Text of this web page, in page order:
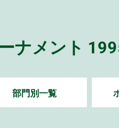
ナメント
部門別一覧